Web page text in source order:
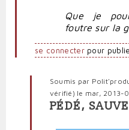
Que je
foutre sur la
se connecterpour
Soumis par
vérifié) le mar, 2013-
En
PÉDÉ,